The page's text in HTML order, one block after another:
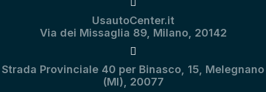
UsautoCenter.it
Via dei Missaglia 89, Milano, 20142
Strada Provinciale 40 per Binasco, 15, Melegnano
(MI), 20077